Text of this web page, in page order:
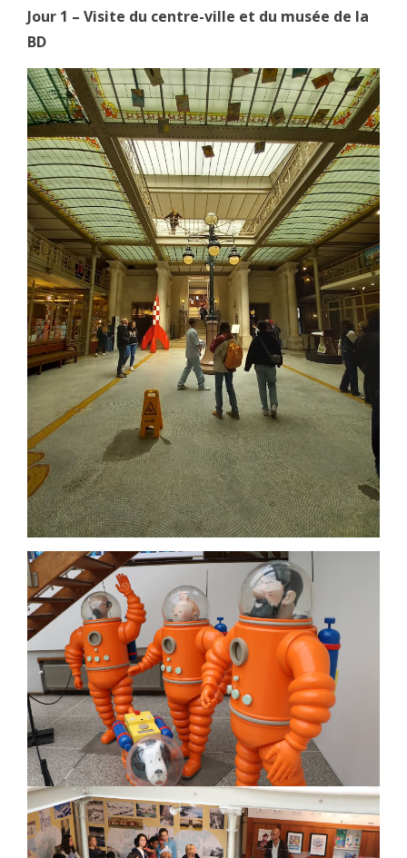
Jour 1 – Visite du centre-ville et du musée de la
BD